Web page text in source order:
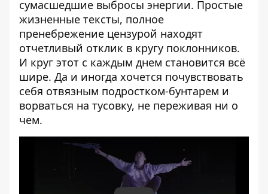
сумасшедшие выбросы энергии. Простые
жизненные тексты, полное
пренебрежение цензурой находят
отчетливый отклик в кругу поклонников.
И круг этот с каждым днем становится всё
шире. Да и иногда хочется почувствовать
себя отвязным подростком-бунтарем и
ворваться на тусовку, не переживая ни о
чем.